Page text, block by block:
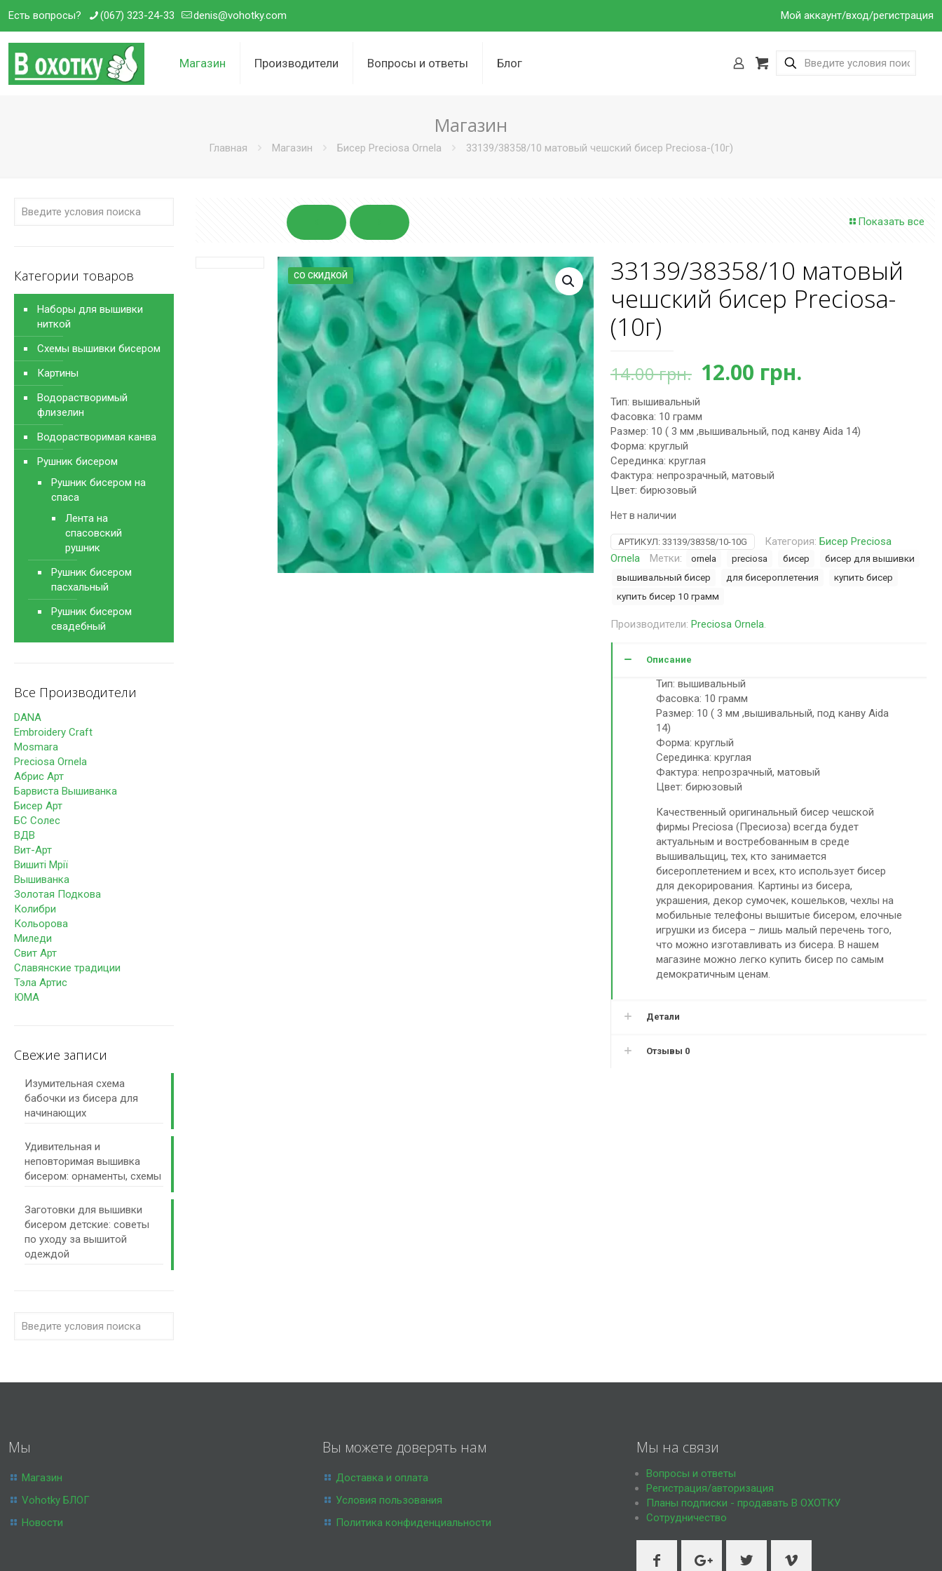
Есть вопросы? (067) 323-24-33 denis@vohotky.com Мой аккаунт/вход/регистрация
Магазин Производители Вопросы и ответы Блог
Магазин
Главная Магазин Бисер Preciosa Ornela 33139/38358/10 матовый чешский бисер Preciosa-(10г)
Показать все
СО СКИДКОЙ
33139/38358/10 матовый
чешский бисер Preciosa-
(10г)
14.00грн. Первоначальная
составляла
14.00 грн..
12.00 грн.Текущая
Тип: вышивальный
Фасовка: 10 грамм
Размер: 10 ( 3 мм ,вышивальный, под канву Aida 14)
Форма: круглый
Серединка: круглая
Фактура: непрозрачный, матовый
Цвет: бирюзовый
Нет в наличии
АРТИКУЛ: 33139/38358/10-10G Категория: Бисер Preciosa
Ornela
Метки: ornela preciosa бисер
бисер для вышивки
вышивальный бисер
для бисероплетения
купить бисер
купить бисер 10 грамм
Производители: Preciosa Ornela.
Описание
Тип: вышивальный
Фасовка: 10 грамм
Размер: 10 ( 3 мм ,вышивальный, под канву Aida
14)
Форма: круглый
Серединка: круглая
Фактура: непрозрачный, матовый
Цвет: бирюзовый
Качественный оригинальный бисер чешской
фирмы Preciosa (Пресиоза) всегда будет
актуальным и востребованным в среде
вышивальщиц, тех, кто занимается
бисероплетением и всех, кто использует бисер
для декорирования. Картины из бисера,
украшения, декор сумочек, кошельков, чехлы на
мобильные телефоны вышитые бисером, елочные
игрушки из бисера – лишь малый перечень того,
что можно изготавливать из бисера. В нашем
магазине можно легко купить бисер по самым
демократичным ценам.
Детали
Отзывы 0
Категории товаров
Наборы для вышивки
ниткой
Схемы вышивки бисером
Картины
Водорастворимый
флизелин
Водорастворимая канва
Рушник бисером
Рушник бисером на
спаса
Лента на
спасовский
рушник
Рушник бисером
пасхальный
Рушник бисером
свадебный
Все Производители
DANA
Embroidery Craft
Mosmara
Preciosa Ornela
Абрис Арт
Барвиста Вышиванка
Бисер Арт
БС Солес
ВДВ
Вит-Арт
Вишиті Мрії
Вышиванка
Золотая Подкова
Колибри
Кольорова
Миледи
Свит Арт
Славянские традиции
Тэла Артис
ЮМА
Свежие записи
Изумительная схема
бабочки из бисера для
начинающих
Удивительная и
неповторимая вышивка
бисером: орнаменты, схемы
Заготовки для вышивки
бисером детские: советы
по уходу за вышитой
одеждой
Мы
Магазин
Vohotky БЛОГ
Новости
Вы можете доверять нам
Доставка и оплата
Условия пользования
Политика конфиденциальности
Мы на связи
Вопросы и ответы
Регистрация/авторизация
Планы подписки - продавать В ОХОТКУ
Сотрудничество